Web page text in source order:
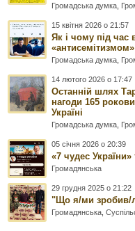
Громадська думка
15 квітня 2026 о 21:57
Як і чому під час
Громадська думка
14 лютого 2026 о 17:47
Останній шлях
нагоди 165
Україні
Громадська думка
05 січня 2026 о 20:39
«7 чудес
Громадянська
29 грудня 2025 о 21:22
"Що я/ми зробив/
Громадянська ,